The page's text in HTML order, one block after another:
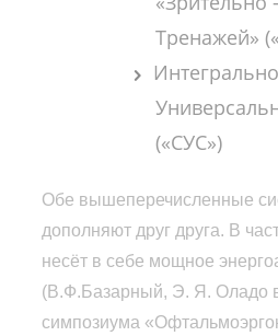
Тренажей»
(«СУС»)
Обе вышеперечисленные
дополняют друг друга. В
несёт в себе мощное
(В.Ф.Базарный, Э. Я. Оладо
симпозиума